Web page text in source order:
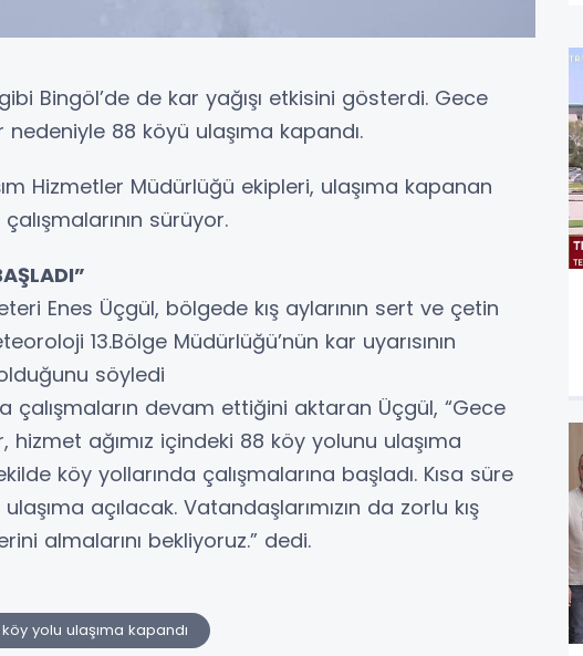
Bingöl’de de kar yağışı etkisini gösterdi. Gece
88 köyü ulaşıma kapandı.
Hizmetler Müdürlüğü ekipleri, ulaşıma kapanan
sürüyor.
Enes Üçgül, bölgede kış aylarının sert ve çetin
13.Bölge Müdürlüğü’nün kar uyarısının
söyledi
çalışmaların devam ettiğini aktaran Üçgül, “Gece
ağımız içindeki 88 köy yolunu ulaşıma
köy yollarında çalışmalarına başladı. Kısa süre
açılacak. Vatandaşlarımızın da zorlu kış
almalarını bekliyoruz.” dedi.
yolu ulaşıma kapandı